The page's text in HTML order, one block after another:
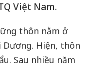
Việt Nam.
thôn nằm ở
Dương. Hiện, thôn
Sau nhiều năm